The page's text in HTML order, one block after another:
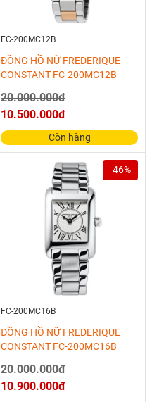
FC-200MC12B
ĐỒNG HỒ NỮ FREDERIQUE
CONSTANT FC-200MC12B
20.000.000đ
10.500.000đ
Còn hàng
-46%
FC-200MC16B
ĐỒNG HỒ NỮ FREDERIQUE
CONSTANT FC-200MC16B
20.000.000đ
10.900.000đ